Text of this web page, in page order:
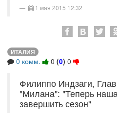
1 мая 2015 12:32
ИТАЛИЯ
0 комм. 0 (0) 0
Филиппо Индзаги,
"Милана": "Теперь
завершить сезон"